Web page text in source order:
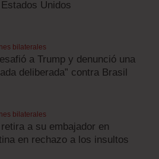
Unidos
bilaterales
a Trump y denunció una
deliberada” contra Brasil
bilaterales
a su embajador en
en rechazo a los insultos